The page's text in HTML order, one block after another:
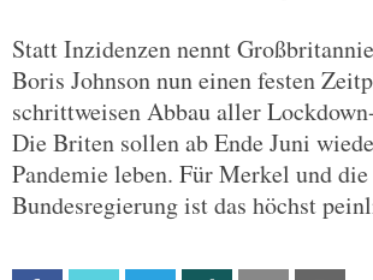
Statt Inzidenzen nennt
Boris Johnson nun einen festen
schrittweisen Abbau aller
Die Briten sollen ab Ende Juni
Pandemie leben. Für Merkel und die
Bundesregierung ist das höchst